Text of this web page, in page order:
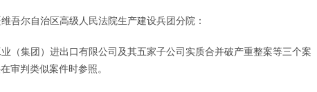
吾尔自治区高级人民法院生产建设兵团分院：
集团）进出口有限公司及其五家子公司实质合并破产重整案等三个案
审判类似案件时参照。